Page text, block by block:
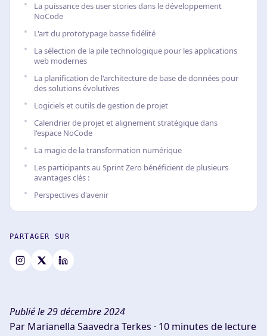
La puissance des user stories dans le développement
NoCode
L'art du prototypage basse fidélité
La sélection de la pile technologique pour les applications
web modernes
La planification de l'architecture de base de données pour
des solutions évolutives
Logiciels et outils de gestion de projet
Calendrier de projet et alignement stratégique dans
l'espace NoCode
La magie de la transformation numérique
Les participants au Sprint Zero bénéficient de plusieurs
avantages clés :
Perspectives d'avenir
PARTAGER SUR
Publié le 29 décembre 2024
Par Marianella Saavedra Terkes · 10 minutes de lecture